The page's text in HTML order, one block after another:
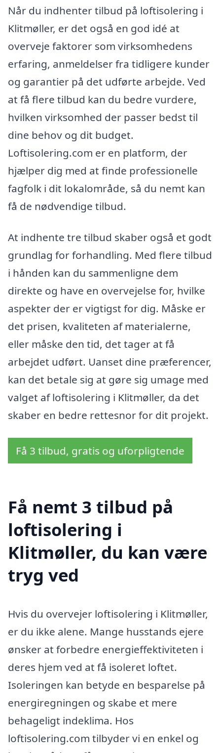
Når du indhenter tilbud på loftisolering i
Klitmøller, er det også en god idé at
overveje faktorer som virksomhedens
erfaring, anmeldelser fra tidligere kunder
og garantier på det udførte arbejde. Ved
at få flere tilbud kan du bedre vurdere,
hvilken virksomhed der passer bedst til
dine behov og dit budget.
Loftisolering.com er en platform, der
hjælper dig med at finde professionelle
fagfolk i dit lokalområde, så du nemt kan
få de nødvendige tilbud.
At indhente tre tilbud skaber også et godt
grundlag for forhandling. Med flere tilbud
i hånden kan du sammenligne dem
direkte og have en overvejelse for, hvilke
aspekter der er vigtigst for dig. Måske er
det prisen, kvaliteten af materialerne,
eller måske den tid, det tager at få
arbejdet udført. Uanset dine præferencer,
kan det betale sig at gøre sig umage med
valget af loftisolering i Klitmøller, da det
skaber en bedre rettesnor for dit projekt.
Få 3 tilbud, gratis og uforpligtende
Få nemt 3 tilbud på
loftisolering i
Klitmøller, du kan være
tryg ved
Hvis du overvejer loftisolering i Klitmøller,
er du ikke alene. Mange husstands ejere
ønsker at forbedre energieffektiviteten i
deres hjem ved at få isoleret loftet.
Isoleringen kan betyde en besparelse på
energiregningen og skabe et mere
behageligt indeklima. Hos
loftisolering.com tilbyder vi en enkel og